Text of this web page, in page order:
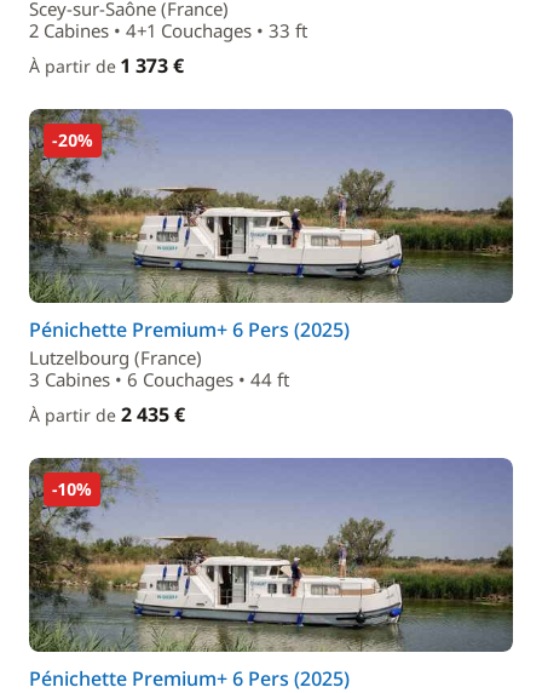
Scey-sur-Saône (France)
2 Cabines • 4+1 Couchages • 33 ft
À partir de 1 373 €
-20%
Pénichette Premium+ 6 Pers (2025)
Lutzelbourg (France)
3 Cabines • 6 Couchages • 44 ft
À partir de 2 435 €
-10%
Pénichette Premium+ 6 Pers (2025)